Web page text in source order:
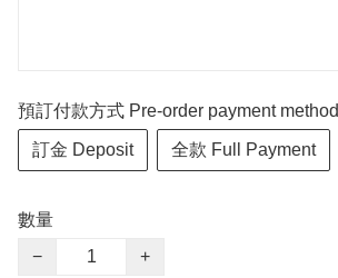
預訂付款方式 Pre-order payment method
訂金 Deposit 全款 Full Payment
數量
−
+